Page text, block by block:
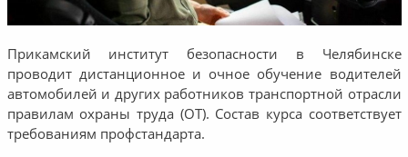
Прикамский институт безопасности в Челябинске
проводит дистанционное и очное обучение водителей
автомобилей и других работников транспортной отрасли
правилам охраны труда (ОТ). Состав курса соответствует
требованиям профстандарта.